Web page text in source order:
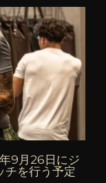
9月26日にジ
チを行う予定